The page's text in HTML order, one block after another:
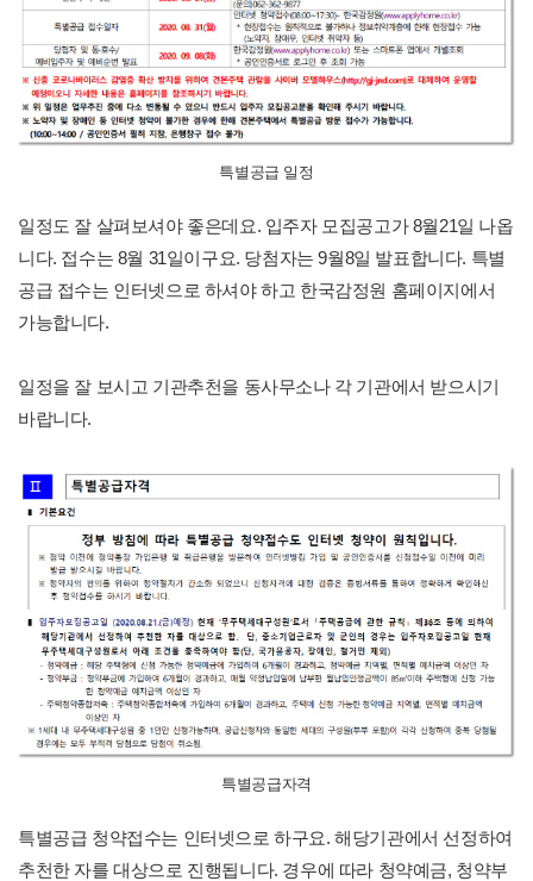
특별공급 일정
일정도 잘 살펴보셔야 좋은데요. 입주자 모집공고가 8월21일 나옵
니다. 접수는 8월 31일이구요. 당첨자는 9월8일 발표합니다. 특별
공급 접수는 인터넷으로 하셔야 하고 한국감정원 홈페이지에서
가능합니다.
일정을 잘 보시고 기관추천을 동사무소나 각 기관에서 받으시기
바랍니다.
특별공급자격
특별공급 청약접수는 인터넷으로 하구요. 해당기관에서 선정하여
추천한 자를 대상으로 진행됩니다. 경우에 따라 청약예금, 청약부